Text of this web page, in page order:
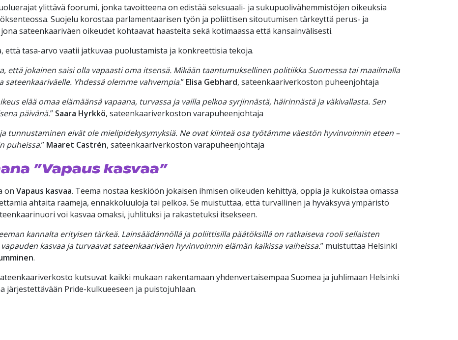
ylittävä foorumi, jonka tavoitteena on edistää seksuaali- ja sukupuolivähemmistöjen oikeuksia
Suojelu korostaa parlamentaarisen työn ja poliittisen sitoutumisen tärkeyttä perus- ja
sateenkaariväen oikeudet kohtaavat haasteita sekä kotimaassa että kansainvälisesti.
tasa-arvo vaatii jatkuvaa puolustamista ja konkreettisia tekoja.
että jokainen saisi olla vapaasti oma itsensä. Mikään taantumuksellinen politiikka Suomessa tai maailmalla
Yhdessä olemme vahvempia.” Elisa Gebhard, sateenkaariverkoston puheenjohtaja
elää omaa elämäänsä vapaana, turvassa ja vailla pelkoa syrjinnästä, häirinnästä ja väkivallasta. Sen
päivänä.” Saara Hyrkkö, sateenkaariverkoston varapuheenjohtaja
tunnustaminen eivät ole mielipidekysymyksiä. Ne ovat kiinteä osa työtämme väestön hyvinvoinnin eteen –
puheissa.” Maaret Castrén, sateenkaariverkoston varapuheenjohtaja
”Vapaus kasvaa”
on Vapaus kasvaa. Teema nostaa keskiöön jokaisen ihmisen oikeuden kehittyä, oppia ja kukoistaa omassa
ahtaita raameja, ennakkoluuloja tai pelkoa. Se muistuttaa, että turvallinen ja hyväksyvä ympäristö
voi kasvaa omaksi, juhlituksi ja rakastetuksi itsekseen.
kannalta erityisen tärkeä. Lainsäädännöllä ja poliittisilla päätöksillä on ratkaiseva rooli sellaisten
kasvaa ja turvaavat sateenkaariväen hyvinvoinnin elämän kaikissa vaiheissa.” muistuttaa Helsinki
.
kutsuvat kaikki mukaan rakentamaan yhdenvertaisempaa Suomea ja juhlimaan Helsinki
järjestettävään Pride-kulkueeseen ja puistojuhlaan.